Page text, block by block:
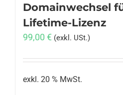
Domainwechsel
Lifetime-Lizenz
99,00 € (exkl. USt.)
exkl. 20 % MwSt.